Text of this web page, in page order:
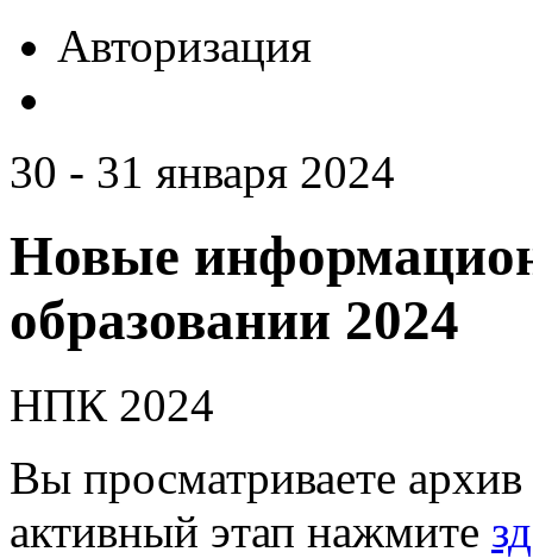
Авторизация
30 - 31 января 2024
Новые
образовании 2024
НПК 2024
Вы просматриваете
активный этап нажмите